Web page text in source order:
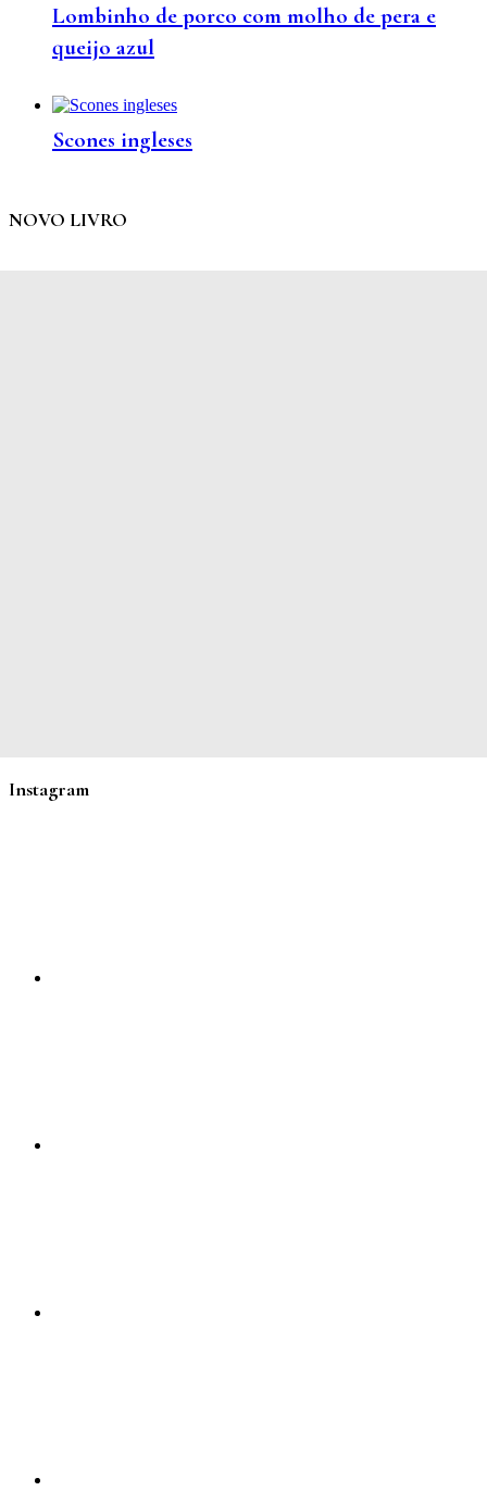
Lombinho de porco com molho de pera e
queijo azul
Scones ingleses
NOVO LIVRO
Instagram